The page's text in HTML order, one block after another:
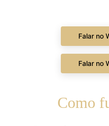
Falar no
Falar no
Como